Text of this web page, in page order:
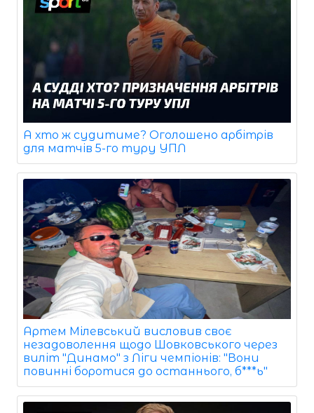
А хто ж судитиме? Оголошено арбітрів
для матчів 5-го туру УПЛ
Артем Мілевський висловив своє
незадоволення щодо Шовковського через
виліт "Динамо" з Ліги чемпіонів: "Вони
повинні боротися до останнього, б***ь"